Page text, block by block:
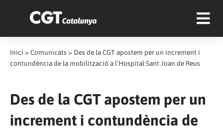
Inici > Comunicats > Des de la CGT apostem per un increment i
contundència de la mobilització a l’Hospital Sant Joan de Reus
Des de la CGT apostem per un
increment i contundència de